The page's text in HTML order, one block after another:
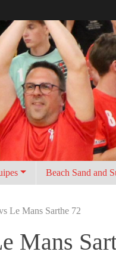
Beach Sand and
Le Mans Sarthe 72
Mans